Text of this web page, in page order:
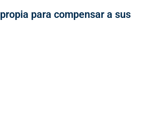
para compensar a sus